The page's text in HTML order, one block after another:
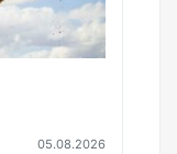
05.08.2026